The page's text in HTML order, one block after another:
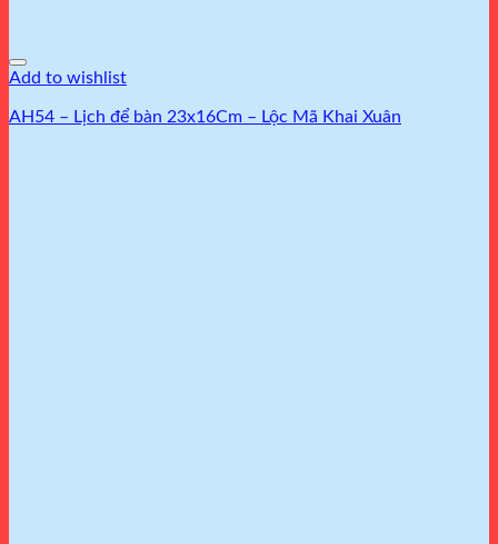
Add to wishlist
AH54 – Lịch để bàn 23x16Cm – Lộc Mã Khai Xuân